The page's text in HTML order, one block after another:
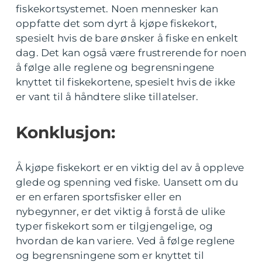
fiskekortsystemet. Noen mennesker kan
oppfatte det som dyrt å kjøpe fiskekort,
spesielt hvis de bare ønsker å fiske en enkelt
dag. Det kan også være frustrerende for noen
å følge alle reglene og begrensningene
knyttet til fiskekortene, spesielt hvis de ikke
er vant til å håndtere slike tillatelser.
Konklusjon:
Å kjøpe fiskekort er en viktig del av å oppleve
glede og spenning ved fiske. Uansett om du
er en erfaren sportsfisker eller en
nybegynner, er det viktig å forstå de ulike
typer fiskekort som er tilgjengelige, og
hvordan de kan variere. Ved å følge reglene
og begrensningene som er knyttet til